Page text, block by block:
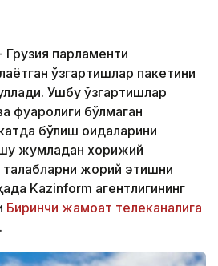
парламенти
ўзгартишлар пакетини
Ушбу ўзгартишлар
фуқаролиги бўлмаган
бўлиш қоидаларини
жумладан хорижий
талабларни жорий этишни
Kazinform агентлигининг
Биринчи жамоат телеканалига